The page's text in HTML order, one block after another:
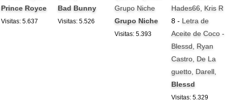
Prince Royce
Visitas: 5.637
Bad Bunny
Visitas: 5.526
Grupo Niche
Grupo Niche
Visitas: 5.393
8 - Letra de
Aceite de Coco -
Blessd, Ryan
Castro, De La
guetto, Darell,
Blessd
Visitas: 5.329